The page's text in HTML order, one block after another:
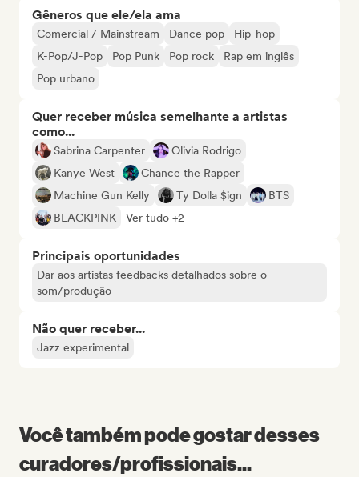
Gêneros que ele/ela ama
Comercial / Mainstream Dance pop
Hip-hop
K-Pop/J-Pop
Pop Punk Pop rock
Rap em inglês
Pop urbano
Quer receber música semelhante a artistas
como...
Sabrina Carpenter
Olivia Rodrigo
Kanye West
Chance the Rapper
Machine Gun Kelly
Ty Dolla $ign
BTS
BLACKPINK
Ver tudo +2
Principais oportunidades
Dar aos artistas feedbacks detalhados sobre o
som/produção
Não quer receber...
Jazz experimental
Você também pode gostar desses
curadores/profissionais...